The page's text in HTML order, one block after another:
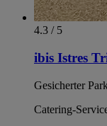
4.3 / 5
ibis Istres
Gesicherter
Catering-